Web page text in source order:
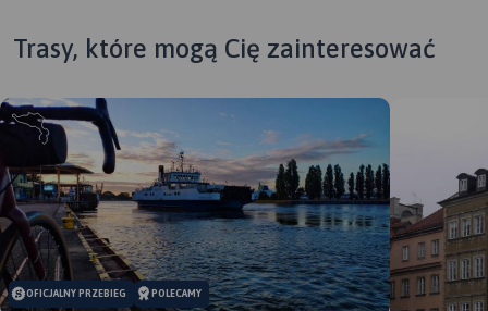
MAPA TURYSTYCZNA W
APLIKACJI TRASEO
Trasy, które mogą Cię zainteresować
OFICJALNY PRZEBIEG POLECAMY